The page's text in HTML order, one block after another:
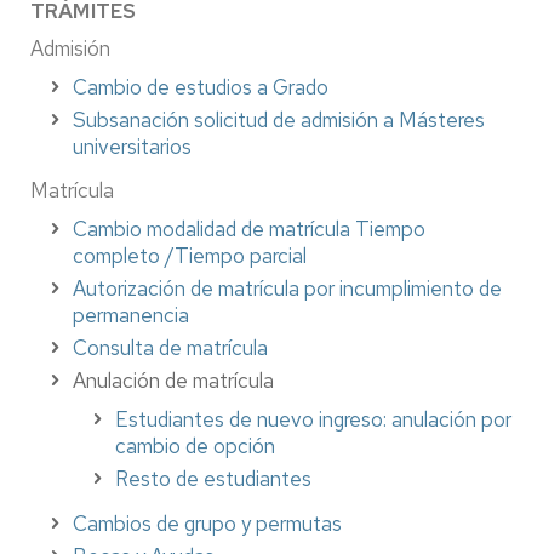
TRÁMITES
Admisión
Cambio de estudios a Grado
Subsanación solicitud de admisión a Másteres
universitarios
Matrícula
Cambio modalidad de matrícula Tiempo
completo /Tiempo parcial
Autorización de matrícula por incumplimiento de
permanencia
Consulta de matrícula
Anulación de matrícula
Estudiantes de nuevo ingreso: anulación por
cambio de opción
Resto de estudiantes
Cambios de grupo y permutas